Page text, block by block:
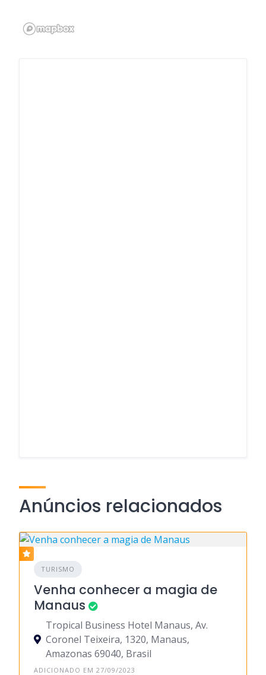
Anúncios relacionados
TURISMO
Venha conhecer a magia de
Manaus
Tropical Business Hotel Manaus, Av.
Coronel Teixeira, 1320, Manaus,
Amazonas 69040, Brasil
ADICIONADO EM 27/09/2023